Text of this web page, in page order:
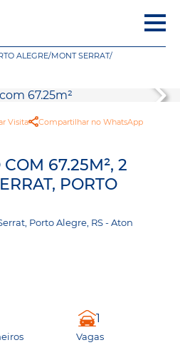
ALEGRE/MONT SERRAT/
Visita Compartilhar no WhatsApp
67.25M², 2
PORTO
Porto Alegre, RS - Aton
1
Vagas